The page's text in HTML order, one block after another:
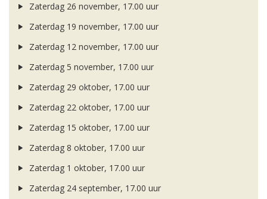
Zaterdag 26 november, 17.00 uur
Zaterdag 19 november, 17.00 uur
Zaterdag 12 november, 17.00 uur
Zaterdag 5 november, 17.00 uur
Zaterdag 29 oktober, 17.00 uur
Zaterdag 22 oktober, 17.00 uur
Zaterdag 15 oktober, 17.00 uur
Zaterdag 8 oktober, 17.00 uur
Zaterdag 1 oktober, 17.00 uur
Zaterdag 24 september, 17.00 uur